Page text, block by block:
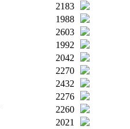
2183
1988
2603
1992
2042
2270
2432
2276
2260
2021